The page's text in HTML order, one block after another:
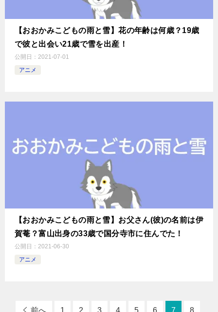
【おおかみこどもの雨と雪】花の年齢は何歳？19歳
で彼と出会い21歳で雪を出産！
公開日： 2021-07-01
アニメ
【おおかみこどもの雨と雪】お父さん(彼)の名前は伊
賀菴？富山出身の33歳で国分寺市に住んでた！
公開日： 2021-06-30
アニメ
前へ 1 2 3 4 5 6 7 8